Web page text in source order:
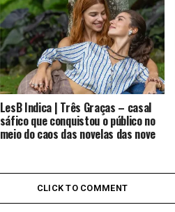
LesB Indica | Três Graças – casal
sáfico que conquistou o público no
meio do caos das novelas das nove
CLICK TO COMMENT